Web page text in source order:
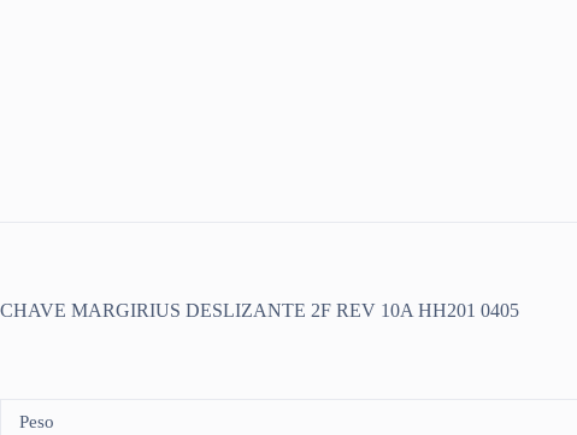
CHAVE MARGIRIUS DESLIZANTE 2F REV 10A HH201 0405
Peso